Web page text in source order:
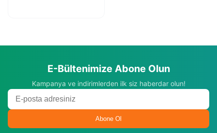
E-Bültenimize Abone Olun
Kampanya ve indirimlerden ilk siz haberdar olun!
Abone Ol